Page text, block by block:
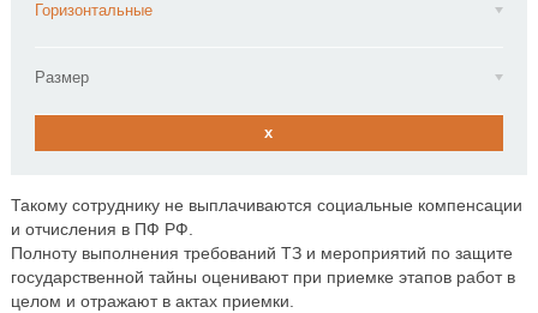
Горизонтальные
Размер
x
Такому сотруднику не выплачиваются социальные компенсации
и отчисления в ПФ РФ.
Полноту выполнения требований ТЗ и мероприятий по защите
государственной тайны оценивают при приемке этапов работ в
целом и отражают в актах приемки.